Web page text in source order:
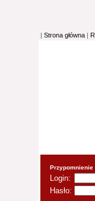
Strona główna
Przypomnienie
Login:
Hasło: